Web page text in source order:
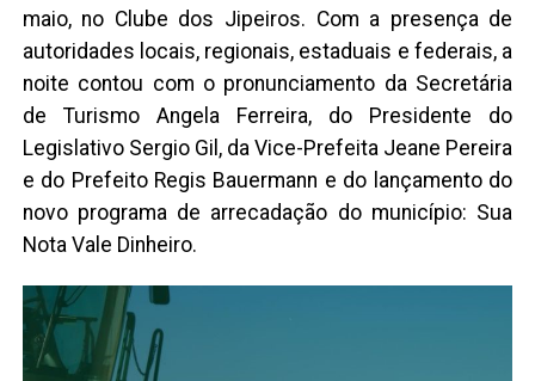
maio, no Clube dos Jipeiros. Com a presença de
autoridades locais, regionais, estaduais e federais, a
noite contou com o pronunciamento da Secretária
de Turismo Angela Ferreira, do Presidente do
Legislativo Sergio Gil, da Vice-Prefeita Jeane Pereira
e do Prefeito Regis Bauermann e do lançamento do
novo programa de arrecadação do município: Sua
Nota Vale Dinheiro.